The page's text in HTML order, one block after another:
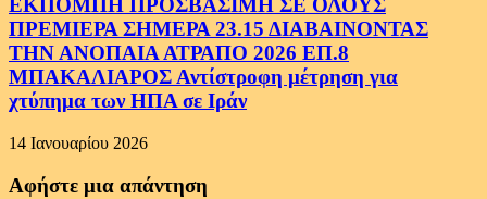
ΕΚΠΟΜΠΗ ΠΡΟΣΒΑΣΙΜΗ ΣΕ ΟΛΟΥΣ
ΠΡΕΜΙΕΡΑ ΣΗΜΕΡΑ 23.15 ΔΙΑΒΑΙΝΟΝΤΑΣ
ΤΗΝ ΑΝΟΠΑΙΑ ΑΤΡΑΠΟ 2026 ΕΠ.8
ΜΠΑΚΑΛΙΑΡΟΣ Αντίστροφη μέτρηση για
χτύπημα των ΗΠΑ σε Ιράν
14 Ιανουαρίου 2026
Αφήστε μια απάντηση